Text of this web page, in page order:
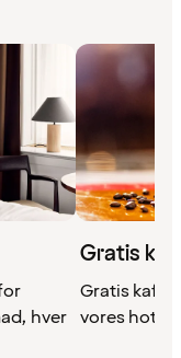
hver
Gratis
Gratis
vores